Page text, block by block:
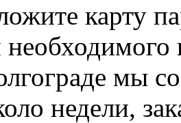
карту
мы
недели,